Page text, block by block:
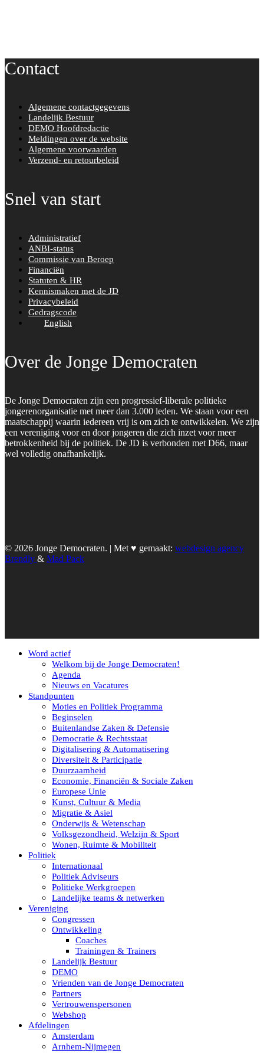
k
Contact
Algemene contactgegevens
Landelijk Bestuur
DEMO Hoofdredactie
Meldingen over de website
Algemene voorwaarden
Verzend- en retourbeleid
Snel van start
Administratief
ANBI-status
Commissie van Beroep
Financiën
Statuten & HR
Kennismaken met de JD
Privacybeleid
Gedragscode
English
Over de Jonge Democraten
De Jonge Democraten zijn een progressief-liberale politieke
jongerenorganisatie met meer dan 3.000 leden. We staan voor een
maatschappij waarin iedereen vrij is om zich te ontwikkelen. We zijn
een vereniging voor en door jongeren die zich inzet voor meer
betrokkenheid bij de politiek. De JD is verbonden met D66, maar
wel volledig onafhankelijk.
© 2026 Jonge Democraten. | Met ♥︎ gemaakt: webdesign agency
Brendly & Mad Pack
Word actief
Welkom bij de Jonge Democraten!
Agenda
Nieuws en Vacatures
Standpunten
Moties en Politiek Programma
Beginselen
Buitenlandse Zaken & Defensie
Democratie & Rechtsstaat
Digitalisering & Automatisering
Diversiteit & Participatie
Duurzaamheid
Economie, Financiën & Sociale Zaken
Europese Unie
Kunst, Cultuur & Media
Migratie & Asiel
Onderwijs & Wetenschap
Volksgezondheid, Welzijn & Sport
Wonen, Ruimte & Mobiliteit
Politiek
Internationaal
Politiek Adviseurs
Politieke Werkgroepen
Landelijke teams & netwerken
Vereniging
Congressen
Ontwikkeling
Coaches
Trainingen & Trainers
Landelijk Bestuur
DEMO
Vrienden van de Jonge Democraten
Partners
Vertrouwenspersonen
Webshop
Afdelingen
Amsterdam
Arnhem-Nijmegen